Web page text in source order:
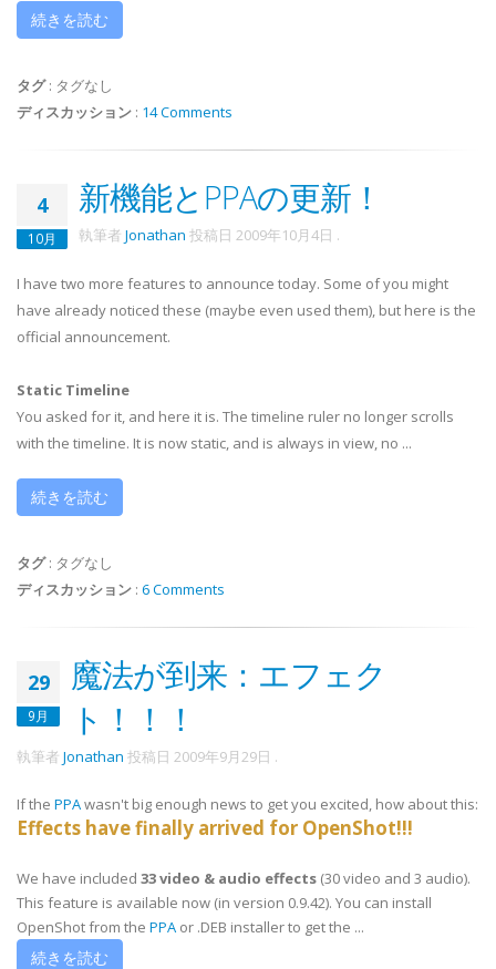
続きを読む
タグ: タグなし
ディスカッション : 14 Comments
4
10月
新機能とPPAの更新！
執筆者 Jonathan 投稿日 2009年10月4日 .
I have two more features to announce today. Some of you might
have already noticed these (maybe even used them), but here is the
official announcement.
Static Timeline
You asked for it, and here it is. The timeline ruler no longer scrolls
with the timeline. It is now static, and is always in view, no ...
続きを読む
タグ: タグなし
ディスカッション : 6 Comments
29
9月
魔法が到来：エフェク
ト！！！
執筆者 Jonathan 投稿日 2009年9月29日 .
If the PPAwasn't big enough news to get you excited, how about this:
Effects have finally arrived for OpenShot!!!
We have included 33video & audio effects (30 video and 3 audio).
This feature is available now (in version 0.9.42). You can install
OpenShot from the PPA or .DEB installer to get the ...
続きを読む